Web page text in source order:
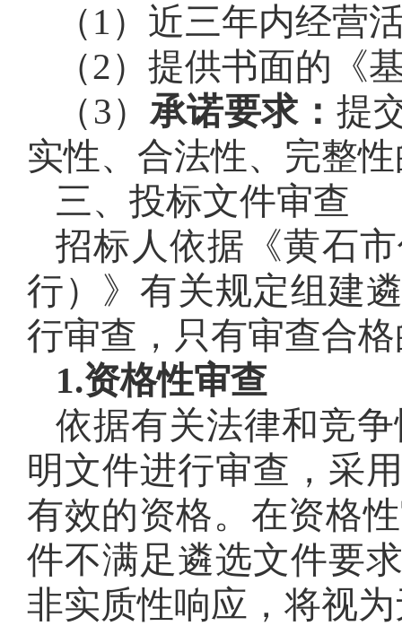
（1）近三年内经营
（2）提供书面的《
（3）承诺要求： 提
实性、合法性、完整
三、投标文件审查
招标人依据《黄石
行）》有关规定组建
行审查，只有审查合
1.资格性审查
依据有关法律和竞
明文件进行审查，采
有效的资格。在资格
件不满足遴选文件要
非实质性响应，将视